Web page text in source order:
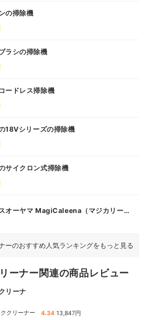
の掃除機
ラシの掃除機
ードレス掃除機
18Vシリーズの掃除機
サイクロン式掃除機
オーヤマ MagiCaleena（マジカリー
ティッククリーナー
ーのおすすめ人気ランキングをもっと見る
ーナー関連の商品レビュー
リーナ
クリーナー
4.34 13,847円